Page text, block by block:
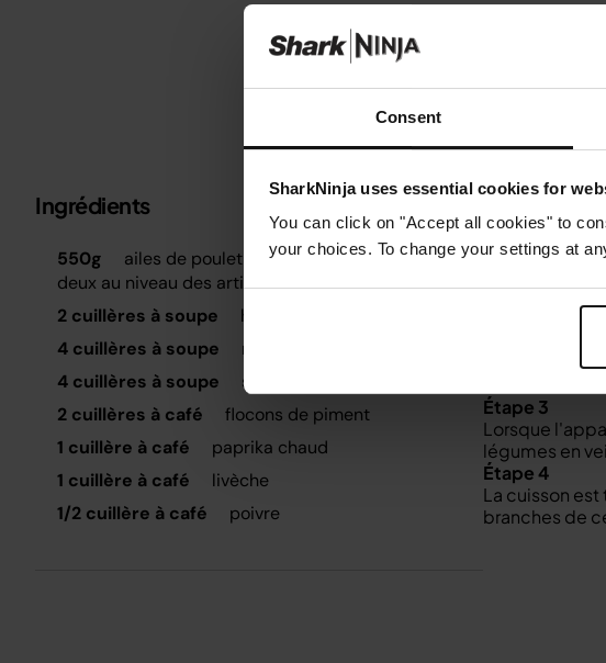
Consent
SharkNinja uses essential cookies for
You can click on "Accept all cookies" to
your choices. To change your settings at
Ingrédients
550g
ailes de poulet non désossées, coupées en
deux au niveau des articulations
2 cuillères à soupe
huile de colza
4 cuillères à soupe
miel coulant
4 cuillères à soupe
sauce de soja
2 cuillères à café
flocons de piment
1 cuillère à café
paprika chaud
1 cuillère à café
livèche
1/2 cuillère à café
poivre
Instructions
Étape 1
Mélanger
Insérez la
Sélectionnez
Étape 3
Lorsque
légumes en
Étape 4
La cuisson
branches de